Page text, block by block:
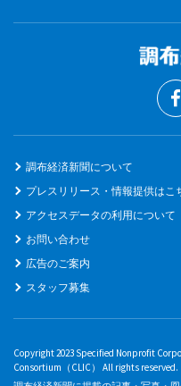
調布経済新聞について
プレスリリース・情報提供はこ
アクセスデータの利用について
お問い合わせ
広告のご案内
スタッフ募集
Copyright 2023 Specified Nonprofit
Consortium（CLIC） All rights reserved.